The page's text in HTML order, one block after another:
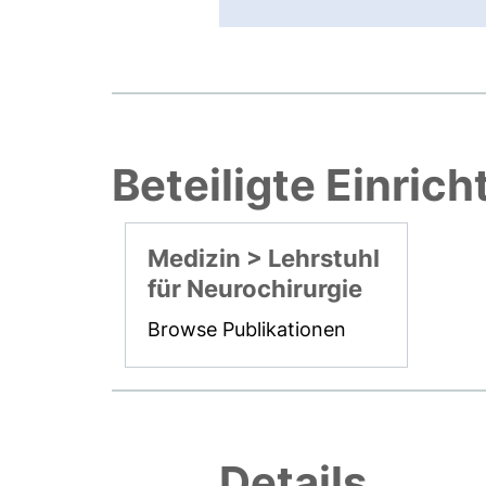
Beteiligte
Medizin > Lehrstuhl
für Neurochirurgie
Browse Publikationen